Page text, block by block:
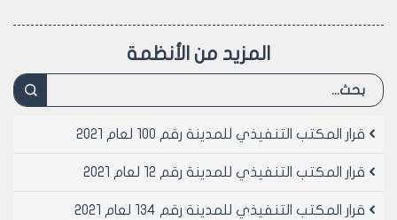
المزيد من الأنظمة
قرار المكتب التنفيذي للمدينة رقم 100 لعام 2021
قرار المكتب التنفيذي للمدينة رقم 12 لعام 2021
قرار المكتب التنفيذي للمدينة رقم 134 لعام 2021